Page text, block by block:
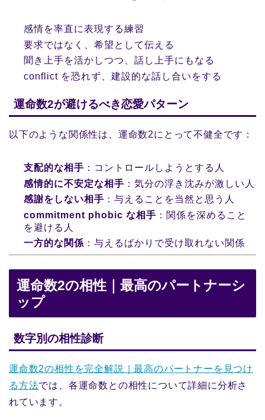
感情を率直に表現する練習
要求ではなく、希望として伝える
聞き上手を活かしつつ、話し上手にもなる
conflict を恐れず、建設的な話し合いをする
運命数2が避けるべき恋愛パターン
以下のような関係性は、運命数2にとって不健全です：
支配的な相手 ：コントロールしようとする人
感情的に不安定な相手 ：気分の浮き沈みが激しい人
感謝をしない相手 ：与えることを当然と思う人
commitment phobic な相手 ：関係を深めること
を避ける人
一方的な関係 ：与えるばかりで受け取れない関係
運命数2の相性｜最高のパートナーシ
ップ
数字別の相性診断
運命数2の相性を完全解説｜最高のパートナーを見つけ
る方法では、各運命数との相性について詳細に分析さ
れています。